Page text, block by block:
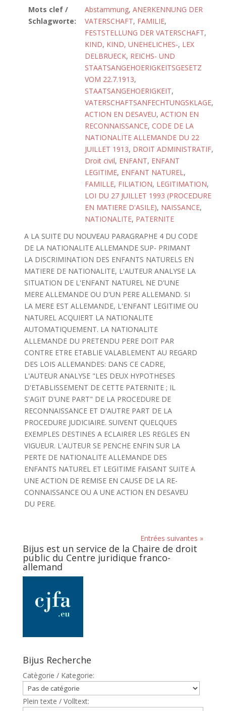
Mots clef /
Schlagworte:
Abstammung, ANERKENNUNG DER
VATERSCHAFT, FAMILIE,
FESTSTELLUNG DER VATERSCHAFT,
KIND, KIND, UNEHELICHES-, LEX
DELBRUECK, REICHS- UND
STAATSANGEHOERIGKEITSGESETZ
VOM 22.7.1913,
STAATSANGEHOERIGKEIT,
VATERSCHAFTSANFECHTUNGSKLAGE,
ACTION EN DESAVEU, ACTION EN
RECONNAISSANCE, CODE DE LA
NATIONALITE ALLEMANDE DU 22
JUILLET 1913, DROIT ADMINISTRATIF,
Droit civil, ENFANT, ENFANT
LEGITIME, ENFANT NATUREL,
FAMILLE, FILIATION, LEGITIMATION,
LOI DU 27 JUILLET 1993 (PROCEDURE
EN MATIERE D'ASILE), NAISSANCE,
NATIONALITE, PATERNITE
A LA SUITE DU NOUVEAU PARAGRAPHE 4 DU CODE
DE LA NATIONALITE ALLEMANDE SUP- PRIMANT
LA DISCRIMINATION DES ENFANTS NATURELS EN
MATIERE DE NATIONALITE, L'AUTEUR ANALYSE LA
SITUATION DE L'ENFANT NATUREL NE D'UNE
MERE ALLEMANDE OU D'UN PERE ALLEMAND. SI
LA MERE EST ALLEMANDE, L'ENFANT LEGITIME OU
NATUREL ACQUIERT LA NATIONALITE
AUTOMATIQUEMENT. LA NATIONALITE
ALLEMANDE DU PRETENDU PERE DOIT PAR
CONTRE ETRE ETABLIE VALABLEMENT AU REGARD
DES LOIS ALLEMANDES: DANS CE CADRE,
L'AUTEUR ANALYSE "LES DEUX HYPOTHESES
D'ETABLISSEMENT DE CETTE PATERNITE ; IL
S'AGIT D'UNE PART" DE LA PROCEDURE DE
RECONNAISSANCE ET D'AUTRE PART DE LA
PROCEDURE JUDICIAIRE. SUIVENT QUELQUES
EXEMPLES DESTINES A ECLAIRER LES REGLES EN
VIGUEUR. L'AUTEUR SE PENCHE ENFIN SUR LA
PERTE DE NATIONALITE ALLEMANDE DES
ENFANTS NATUREL ET LEGITIME FAISANT SUITE A
UNE ACTION DE REMISE EN CAUSE DE LA RE-
CONNAISSANCE OU A UNE ACTION EN DESAVEU
DU PERE.
Entrées suivantes »
Bijus est un service de la Chaire de droit
public du Centre juridique franco-
allemand
Bijus Recherche
Catègorie / Kategorie:
Plein texte / Volltext: